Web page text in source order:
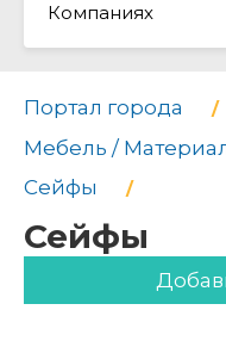
Компаниях
Портал города
Мебель /
Сейфы
Сейфы